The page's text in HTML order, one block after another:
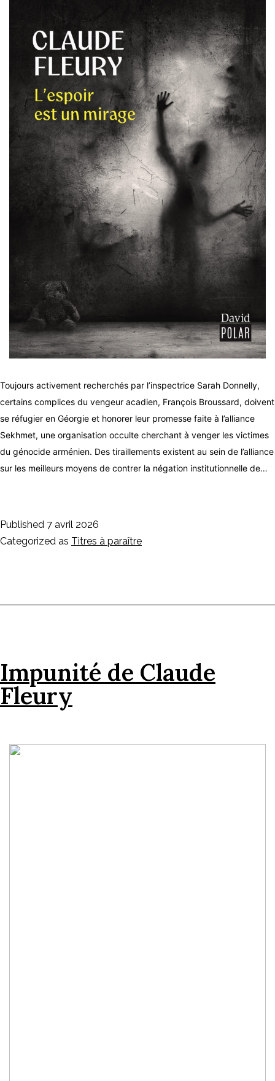
Toujours activement recherchés par l’inspectrice Sarah Donnelly,
certains complices du vengeur acadien, François Broussard, doivent
se réfugier en Géorgie et honorer leur promesse faite à l’alliance
Sekhmet, une organisation occulte cherchant à venger les victimes
du génocide arménien. Des tiraillements existent au sein de l’alliance
sur les meilleurs moyens de contrer la négation institutionnelle de…
Published 7 avril 2026
Categorized as Titres à paraître
Impunité de Claude
Fleury